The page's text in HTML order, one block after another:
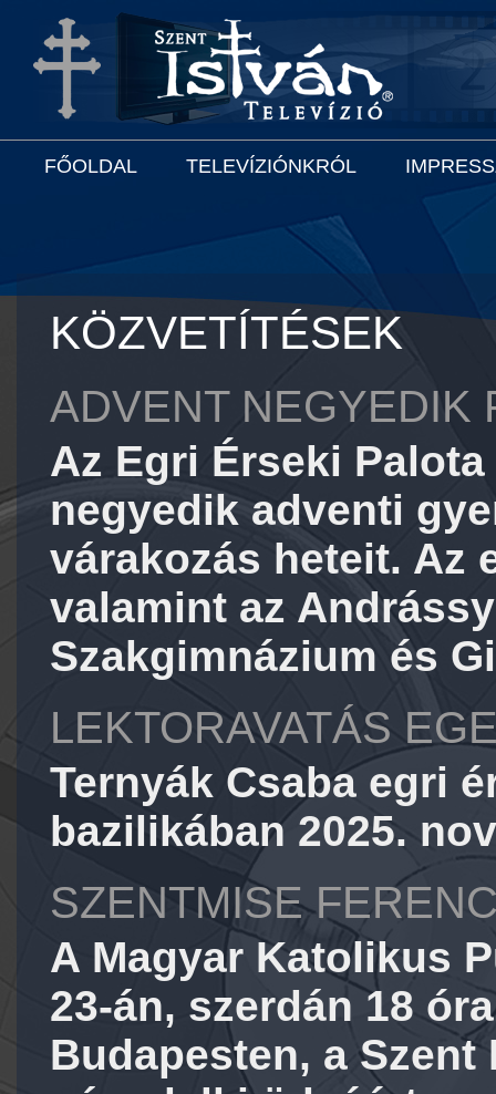
FŐOLDAL TELEVÍZIÓNKRÓL
KÖZVETÍTÉSEK
ADVENT NEGYEDIK
Az Egri Érseki
negyedik adventi
várakozás heteit. Az
valamint az
Szakgimnázium és
LEKTORAVATÁS
Ternyák Csaba egri
bazilikában 2025.
SZENTMISE
A Magyar Katolikus
23-án, szerdán 18
Budapesten, a